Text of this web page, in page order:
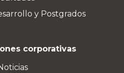
y Postgrados
corporativas